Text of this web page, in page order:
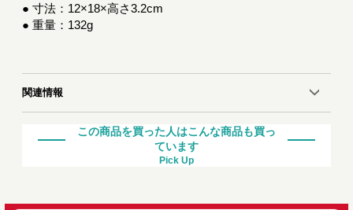
● 寸法：12×18×高さ3.2cm
● 重量：132g
関連情報
この商品を買った人はこんな商品も買っ
ています
Pick Up